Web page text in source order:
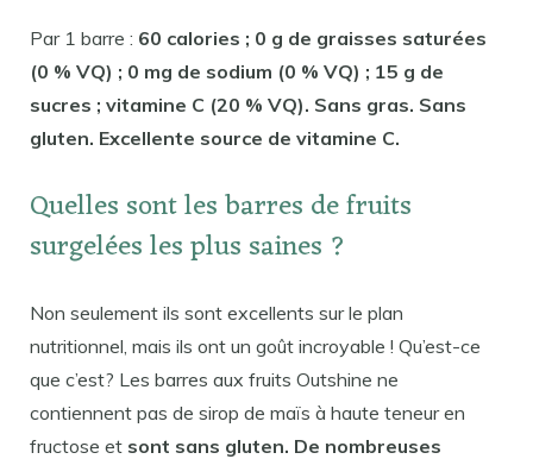
Par 1 barre : 60 calories ; 0 g de graisses saturées
(0 % VQ) ; 0 mg de sodium (0 % VQ) ; 15 g de
sucres ; vitamine C (20 % VQ). Sans gras. Sans
gluten. Excellente source de vitamine C.
Quelles sont les barres de fruits
surgelées les plus saines ?
Non seulement ils sont excellents sur le plan
nutritionnel, mais ils ont un goût incroyable ! Qu’est-ce
que c’est? Les barres aux fruits Outshine ne
contiennent pas de sirop de maïs à haute teneur en
fructose et sont sans gluten. De nombreuses